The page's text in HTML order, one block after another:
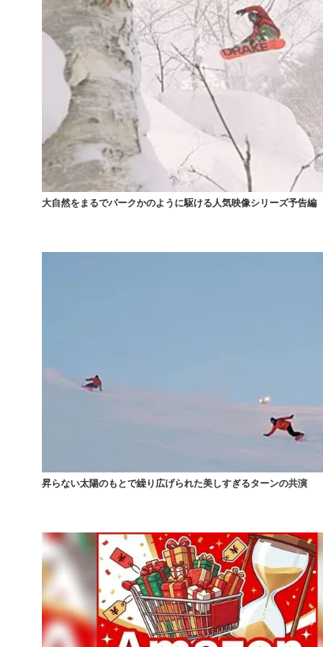
大自然をまるでパークかのように駆ける人気映像シリーズ予告編
昇らない太陽のもとで繰り広げられた美しすぎるターンの共演